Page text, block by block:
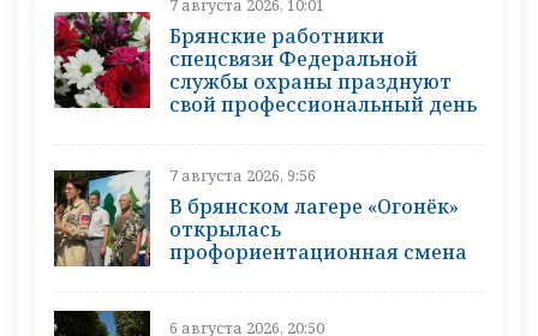
7 августа 2026, 10:01
Брянские работники
спецсвязи Федеральной
службы охраны празднуют
свой профессиональный день
7 августа 2026, 9:56
В брянском лагере «Огонёк»
открылась
профориентационная смена
6 августа 2026, 20:50